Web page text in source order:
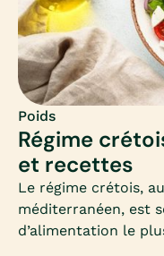
Poids
Régime
et recettes
Le régime crétois,
méditerranéen, est
d’alimentation le